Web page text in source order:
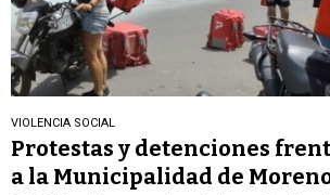
VIOLENCIA SOCIAL
Protestas y detenciones
a la Municipalidad de